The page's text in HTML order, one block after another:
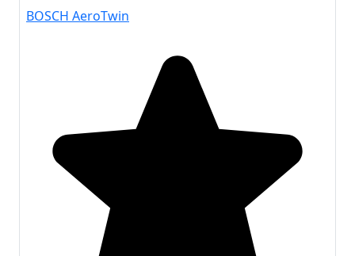
BOSCH AeroTwin